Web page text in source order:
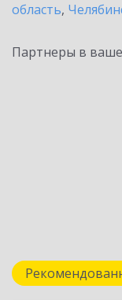
область,
Партнеры в